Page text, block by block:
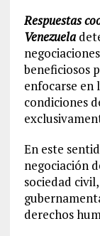
Respuestas
Venezuela
beneficiosos
enfocarse en
condiciones
En este
negociación
sociedad
derechos